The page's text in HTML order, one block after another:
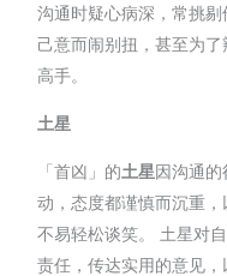
沟通时疑心病深，常挑
己意而闹别扭，甚至为
高手。
土星
「首凶」的土星因沟通
动，态度都谨慎而沉重
不易轻松谈笑。 土星对
责任，传达实用的意见，